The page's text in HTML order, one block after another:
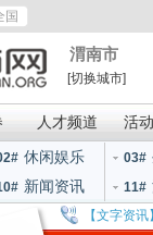
国
渭南市
[切换城市]
人才频道 活
休闲娱乐 03#
新闻资讯 11#
【文字资讯】